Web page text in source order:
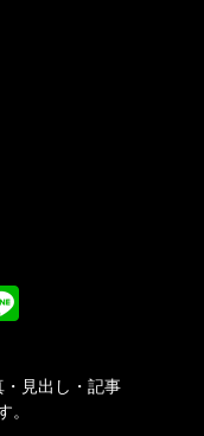
見出し・記事
。